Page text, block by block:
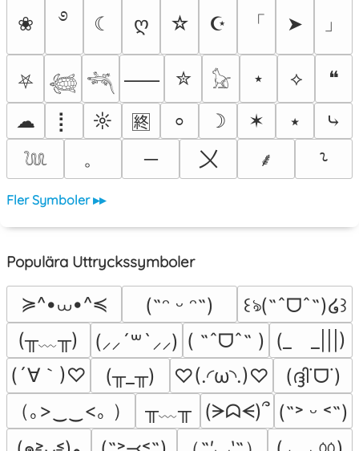
❀ ࿔ ☾ ღ ☆ ☪ 「 ➤ 」
⛧ 𓆉 𓆈 ⸺ ✮ 𓃠 ⋆ ⟡
❝
☁
⡇ ☼ 🈡 ⸰ ☽ ✶ ⭑
⤷
𓆙
。 ─ 〤 ⸙ ⸊
Fler Symboler ▸▸
Populära Uttryckssymboler
≽^•⩊•^≼ (˶ᵔ ᵕ ᵔ˶)
꒰ঌ(˶ˆᗜˆ˵)໒꒱
(╥﹏╥)
(⸝⸝´꒳`⸝⸝) ( ˶ˆᗜˆ˵ ) (_　_|||)
(´∀｀)♡
(╥_╥) ♡(.◜ω◝.)♡
(ദ്ദി˙ᗜ˙)
（｡>‿‿<｡ ）
╥﹏╥ (ᗒᗣᗕ)՞ (˶˃ ᵕ ˂˶)